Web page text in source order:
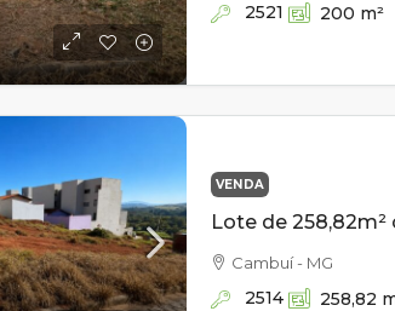
2521 200 m²
VENDA
Cambuí - MG
2514 258,82